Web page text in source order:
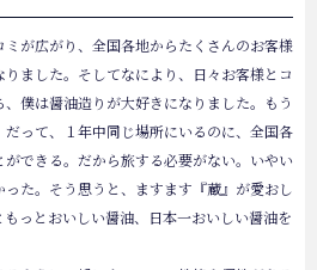
が広がり、全国各地からたくさんのお客様
ました。そしてなにより、日々お客様とコ
僕は醤油造りが大好きになりました。もう
って、１年中同じ場所にいるのに、全国各
できる。だから旅する必要がない。いやい
た。そう思うと、ますます『蔵』が愛おし
っとおいしい醤油、日本一おいしい醤油を